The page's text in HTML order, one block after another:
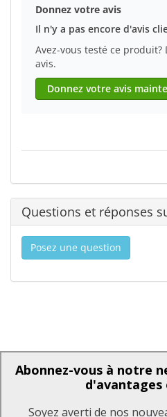
Donnez votre avis
Il n'y a pas encore d'avis
Avez-vous testé ce produit?
avis.
Donnez votre avis
Questions et réponses
Posez une question